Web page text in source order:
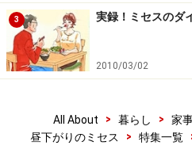
色合いだったり、実際着
で、本当にお買い得だっ
する。。。（30代 専業主
ウサギ柄の物（バッグ、
で買い入れるのが趣味。
3 実録！ミセスのダ
2010/03/02
All About > 暮らし > 家
昼下がりのミセス
> 特集一覧